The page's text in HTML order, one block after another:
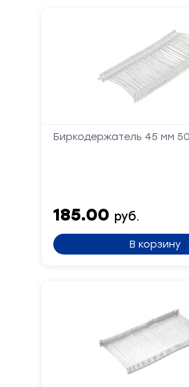
Биркодержатель 45 мм
185.00 руб.
В корзину